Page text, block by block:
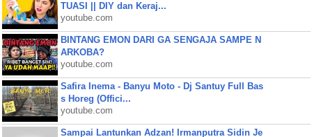
TUASI || DIY dan Keraj...
youtube.com
BINTANG EMON DARI GA SENGAJA SAMPE N
ARKOBA?
youtube.com
Safira Inema - Banyu Moto - Dj Santuy Full Bas
s Horeg (Offici...
youtube.com
Sampai Lantunkan Adzan! Irmanputra Sidin Je